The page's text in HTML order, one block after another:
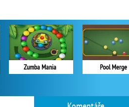
Zumba Mania Pool Merge